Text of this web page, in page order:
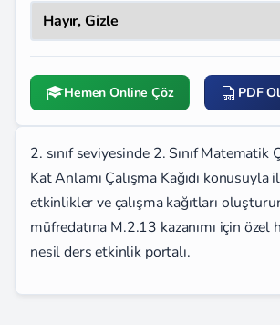
Hemen Online Çöz PDF
2. sınıf seviyesinde 2. Sınıf Matematik
Kat Anlamı Çalışma Kağıdı
etkinlikler ve çalışma kağıtları
müfredatına M.2.13 kazanımı için özel
nesil ders etkinlik portalı.